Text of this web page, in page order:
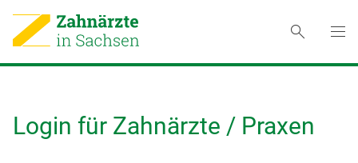
Login für Zahnärzte / Praxen